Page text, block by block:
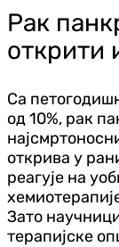
Рак
открити
Са
од 10%, рак
открива у
реагује на
Зато
терапијске